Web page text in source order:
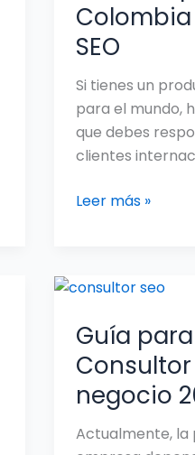
SEO
Si tienes un
para el mundo,
que debes
clientes
Leer más »
Guía
Consultor
negocio
Actualmente, la
Guía
Elegir
al
mejor
Consultor
SEO
para